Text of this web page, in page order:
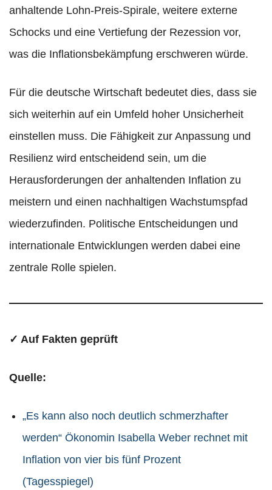
anhaltende Lohn-Preis-Spirale, weitere externe
Schocks und eine Vertiefung der Rezession vor,
was die Inflationsbekämpfung erschweren würde.
Für die deutsche Wirtschaft bedeutet dies, dass sie
sich weiterhin auf ein Umfeld hoher Unsicherheit
einstellen muss. Die Fähigkeit zur Anpassung und
Resilienz wird entscheidend sein, um die
Herausforderungen der anhaltenden Inflation zu
meistern und einen nachhaltigen Wachstumspfad
wiederzufinden. Politische Entscheidungen und
internationale Entwicklungen werden dabei eine
zentrale Rolle spielen.
✓ Auf Fakten geprüft
Quelle:
„Es kann also noch deutlich schmerzhafter
werden“ Ökonomin Isabella Weber rechnet mit
Inflation von vier bis fünf Prozent
(Tagesspiegel)